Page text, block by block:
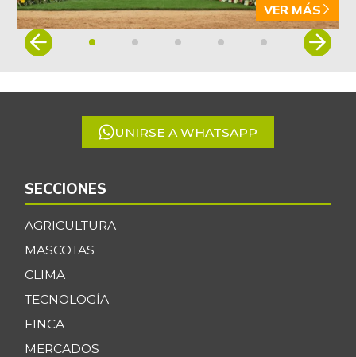
VER MÁS
Item
5
UNIRSE A WHATSAPP
SECCIONES
AGRICULTURA
MASCOTAS
CLIMA
TECNOLOGÍA
FINCA
MERCADOS